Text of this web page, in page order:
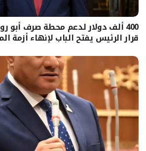
400 ألف دولار لدعم محطة صرف أبو
قرار الرئيس يفتح الباب لإنهاء أزمة